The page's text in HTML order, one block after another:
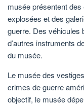
musée présentent
explosées et des
guerre. Des véhicules
d’autres instruments
du musée.
Le musée des
crimes de guerre
objectif, le musée